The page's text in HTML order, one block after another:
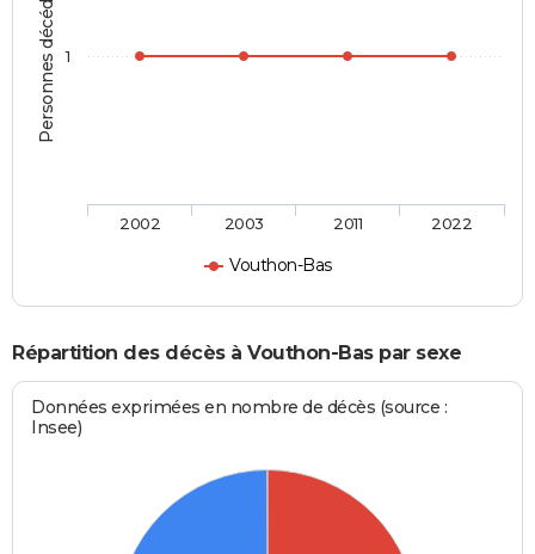
Personnes décédées
Vouthon-Bas
2002 2003 2011 2022
1
Répartition des décès à Vouthon-Bas par sexe
Données exprimées en nombre de décès (source :
Insee)